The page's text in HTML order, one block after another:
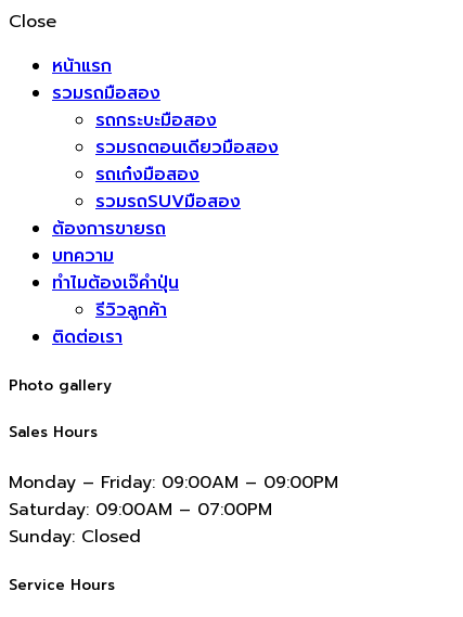
Close
หน้าแรก
รวมรถมือสอง
รถกระบะมือสอง
รวมรถตอนเดียวมือสอง
รถเก๋งมือสอง
รวมรถSUVมือสอง
ต้องการขายรถ
บทความ
ทำไมต้องเจ๊คำปุ่น
รีวิวลูกค้า
ติดต่อเรา
Photo gallery
Sales Hours
Monday – Friday: 09:00AM – 09:00PM
Saturday: 09:00AM – 07:00PM
Sunday: Closed
Service Hours